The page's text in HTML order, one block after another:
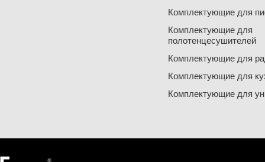
Комплектующие для
Комплектующие для
полотенцесушителей
Комплектующие для
Комплектующие для
Комплектующие для